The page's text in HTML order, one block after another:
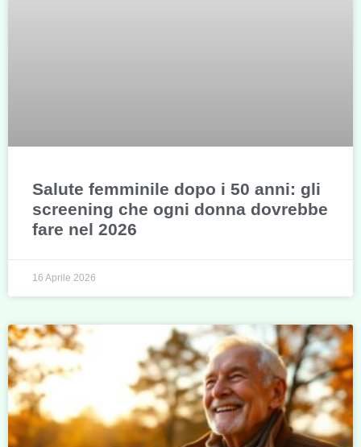
Salute femminile dopo i 50 anni: gli
screening che ogni donna dovrebbe
fare nel 2026
16 Aprile 2026